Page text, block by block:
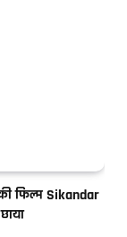
फिल्म Sikandar